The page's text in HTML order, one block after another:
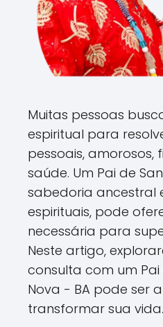
Muitas pessoas
espiritual para
pessoais, amorosos,
saúde. Um Pai de
sabedoria ancestral
espirituais, pode
necessária para
Neste artigo,
consulta com um
Nova - BA pode ser
transformar sua vida.